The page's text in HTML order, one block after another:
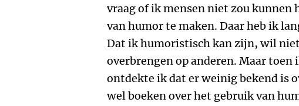
vraag of ik mensen niet zou kunnen
van humor te maken. Daar heb ik
Dat ik humoristisch kan zijn, wil
overbrengen op anderen. Maar
ontdekte ik dat er weinig bekend is
wel boeken over het gebruik van